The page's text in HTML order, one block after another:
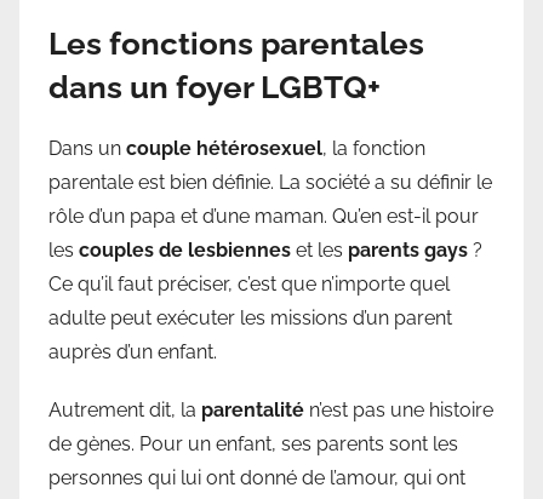
Les fonctions parentales
dans un foyer LGBTQ+
Dans un couple hétérosexuel, la fonction
parentale est bien définie. La société a su définir le
rôle d’un papa et d’une maman. Qu’en est-il pour
les couples de lesbiennes et les parents gays ?
Ce qu’il faut préciser, c’est que n’importe quel
adulte peut exécuter les missions d’un parent
auprès d’un enfant.
Autrement dit, la parentalité n’est pas une histoire
de gènes. Pour un enfant, ses parents sont les
personnes qui lui ont donné de l’amour, qui ont